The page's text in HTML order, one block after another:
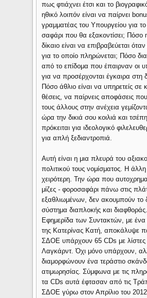
πως φτιάχνει έτσι και το
ηθικό λοιπόν είναι να παίρνει
γραμματέας του Υπουργείου για
σαφάρι που θα εξακοντίσει; Πόσο
δίκαιο είναι να επιβραβεύεται
για το οποίο πληρώνεται; Πόσο
από το επίδομα που έπαιρναν οι
για να προσέρχονται έγκαιρα στη
Πόσο άθλιο είναι να υπηρετείς σε
θέσεις, να παίρνεις αποφάσεις
τους άλλους στην ανέχεια
ώρα την δικιά σου κοιλιά και
πρόκειται για ιδεολογικό
για απλή ξεδιαντροπιά.
Αυτή είναι η μια πλευρά του
πολιτικού τους νομίσματος. Η άλλη
χειρότερη. Την ώρα που
μίζες - φοροσαφάρι πάνω στις
εξαθλιωμένων, δεν ακουμπούν το
σύστημα διαπλοκής και
Εφημερίδα των Συντακτών, με ένα
της Κατερίνας Κατή, αποκάλυψε
ΣΔΟΕ υπάρχουν 65 CDs με λίστες
Λαγκάρντ. Όχι μόνο υπάρχουν,
διαμορφώνουν ένα τεράστιο
ατιμωρησίας. Σύμφωνα με τις
τα CDs αυτά έφτασαν από τις
ΣΔΟΕ γύρω στον Απρίλιο του